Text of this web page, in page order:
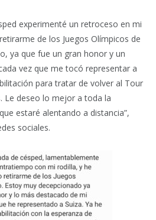
experimenté un retroceso en mi
de los Juegos Olímpicos de
ya que fue un gran honor y un
vez que me tocó representar a
para tratar de volver al Tour
Le deseo lo mejor a toda la
estaré alentando a distancia”,
sociales.